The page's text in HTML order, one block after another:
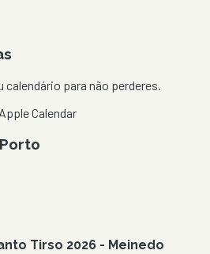
para não perderes.
Calendar
Porto
Tirso 2026 - Meinedo